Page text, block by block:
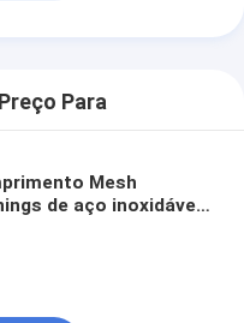
Para
Mesh
de aço inoxidável